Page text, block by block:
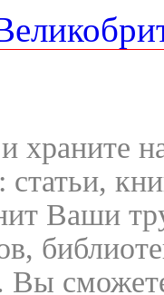
храните
Ваши
Вы